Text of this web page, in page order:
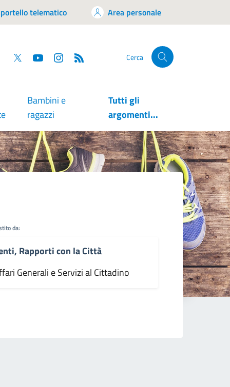
telematico Area personale
Facebook
Twitter YouTube Cerca
Bambini e
ragazzi
Tutti gli
argomenti...
da:
Rapporti con la Città
Generali e Servizi al Cittadino